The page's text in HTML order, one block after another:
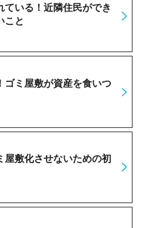
ている！近隣住民ができ
こと
ゴミ屋敷が資産を食いつ
屋敷化させないための初